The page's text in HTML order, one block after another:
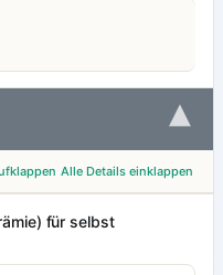
▾
Alle Details einklappen
für selbst